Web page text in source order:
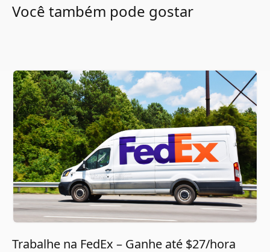
Você também pode gostar
Trabalhe na FedEx – Ganhe até $27/hora